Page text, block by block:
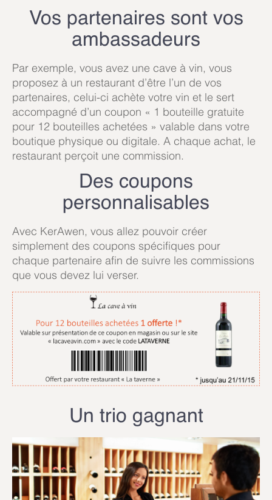
Vos partenaires sont vos
ambassadeurs
Par exemple, vous avez une cave à vin, vous
proposez à un restaurant d’être l’un de vos
partenaires, celui-ci achète votre vin et le sert
accompagné d’un coupon « 1 bouteille gratuite
pour 12 bouteilles achetées » valable dans votre
boutique physique ou digitale. A chaque achat, le
restaurant perçoit une commission.
Des coupons
personnalisables
Avec KerAwen, vous allez pouvoir créer
simplement des coupons spécifiques pour
chaque partenaire afin de suivre les commissions
que vous devez lui verser.
Un trio gagnant